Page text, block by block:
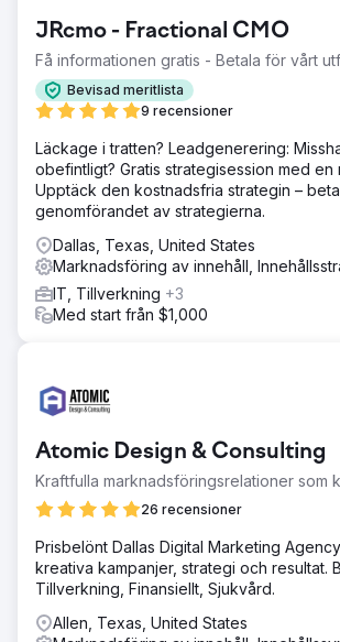
JRcmo - Fractional CMO
Få informationen gratis - Betala för vårt
Bevisad meritlista
9 recensioner
Läckage i tratten? Leadgenerering:
obefintligt? Gratis strategisession med en
Upptäck den kostnadsfria strategin –
genomförandet av strategierna.
Dallas, Texas, United States
Marknadsföring av innehåll,
IT, Tillverkning +3
Med start från $1,000
Atomic Design & Consulting
Kraftfulla marknadsföringsrelationer som
26 recensioner
Prisbelönt Dallas Digital Marketing
kreativa kampanjer, strategi och resultat.
Tillverkning, Finansiellt, Sjukvård.
Allen, Texas, United States